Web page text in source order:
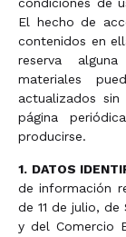
El hecho de
contenidos en
reserva
materiales
actualizados
página
producirse.
1. DATOS
de información
de 11 de julio,
y del Comercio